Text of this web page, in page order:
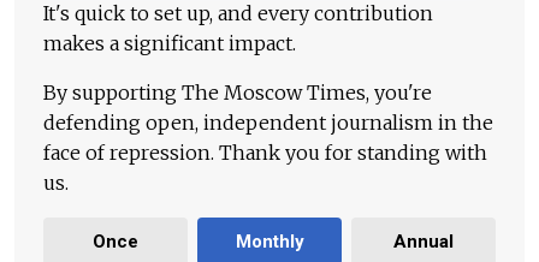
It's quick to set up, and every contribution
makes a significant impact.
By supporting The Moscow Times, you're
defending open, independent journalism in the
face of repression. Thank you for standing with
us.
Once Monthly Annual